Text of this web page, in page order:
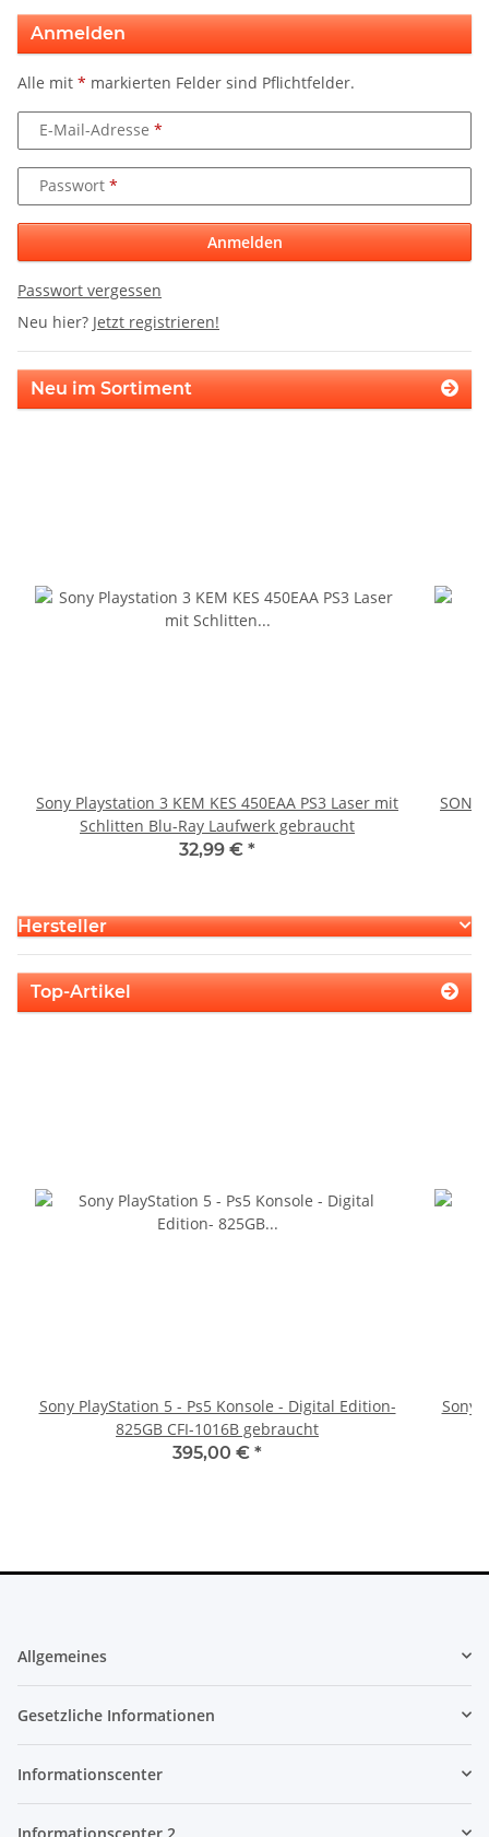
Anmelden
Alle mit * markierten Felder sind Pflichtfelder.
E-Mail-Adresse
Passwort
Anmelden
Passwort vergessen
Neu hier? Jetzt registrieren!
Neu im Sortiment
Sony Playstation 3 KEM KES 450EAA PS3 Laser mit
Schlitten Blu-Ray Laufwerk gebraucht
32,99 € *
Hersteller
Top-Artikel
Sony PlayStation 5 - Ps5 Konsole - Digital Edition-
825GB CFI-1016B gebraucht
395,00 € *
Sony
Allgemeines
Gesetzliche Informationen
Informationscenter